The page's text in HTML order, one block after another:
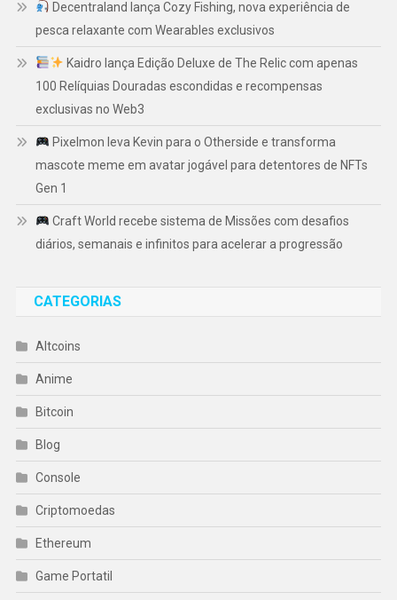
Decentraland lança Cozy Fishing, nova experiência de
pesca relaxante com Wearables exclusivos
Kaidro lança Edição Deluxe de The Relic com apenas
100 Relíquias Douradas escondidas e recompensas
exclusivas no Web3
Pixelmon leva Kevin para o Otherside e transforma
mascote meme em avatar jogável para detentores de NFTs
Gen 1
Craft World recebe sistema de Missões com desafios
diários, semanais e infinitos para acelerar a progressão
CATEGORIAS
Altcoins
Anime
Bitcoin
Blog
Console
Criptomoedas
Ethereum
Game Portatil